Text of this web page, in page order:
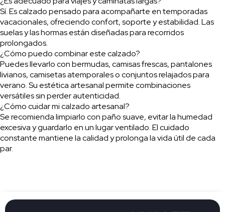
Sí. Es calzado pensado para acompañarte en temporadas
vacacionales, ofreciendo confort, soporte y estabilidad. Las
suelas y las hormas están diseñadas para recorridos
prolongados.
¿Cómo puedo combinar este calzado?
Puedes llevarlo con bermudas, camisas frescas, pantalones
livianos, camisetas atemporales o conjuntos relajados para
verano. Su estética artesanal permite combinaciones
versátiles sin perder autenticidad.
¿Cómo cuidar mi calzado artesanal?
Se recomienda limpiarlo con paño suave, evitar la humedad
excesiva y guardarlo en un lugar ventilado. El cuidado
constante mantiene la calidad y prolonga la vida útil de cada
par.